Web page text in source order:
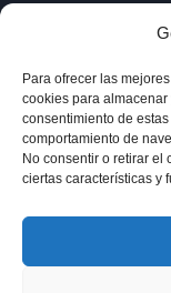
Para ofrecer las
cookies para
consentimiento de
comportamiento de
No consentir o retirar el
ciertas características y
Inicio
Esencia
Aviso